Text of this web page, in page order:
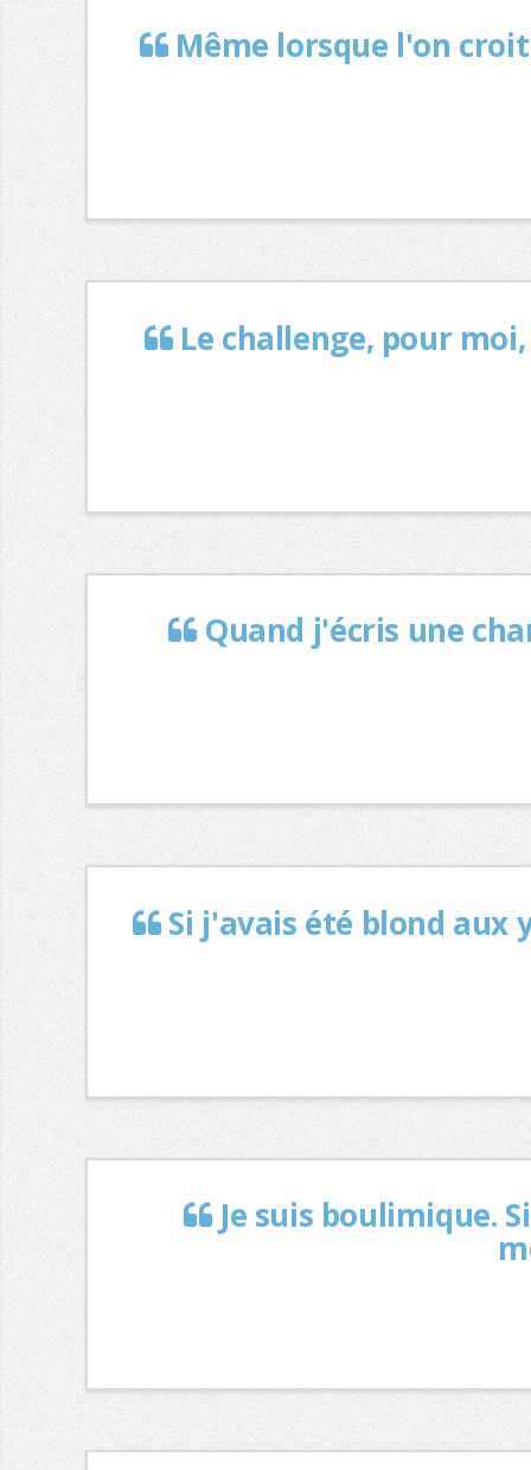
Même lorsque l'on
Le challenge, pour
Quand j'écris une
Si j'avais été blond aux
Je suis boulimique.